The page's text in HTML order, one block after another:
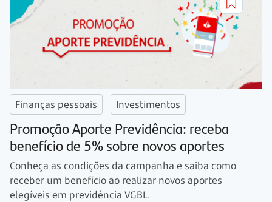
Finanças pessoais Investimentos
Promoção Aporte Previdência: receba
benefício de 5% sobre novos aportes
Conheça as condições da campanha e saiba como
receber um benefício ao realizar novos aportes
elegíveis em previdência VGBL.